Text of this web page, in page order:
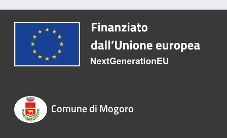
Comune di Mogoro